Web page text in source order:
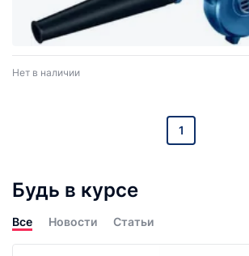
Нет в наличии
1
Будь в курсе
Все Новости Статьи